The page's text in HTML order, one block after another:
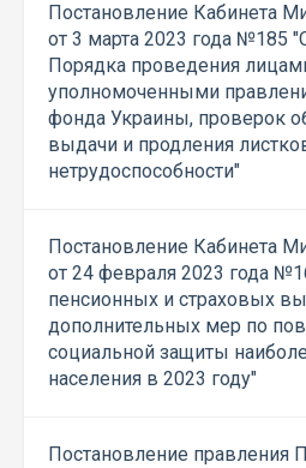
Постановление Кабинета
от 3 марта 2023 года №185
Порядка проведения
уполномоченными
фонда Украины, проверок
выдачи и продления
нетрудоспособности"
Постановление Кабинета
от 24 февраля 2023 года
пенсионных и страховых
дополнительных мер по
социальной защиты
населения в 2023 году"
Постановление правления